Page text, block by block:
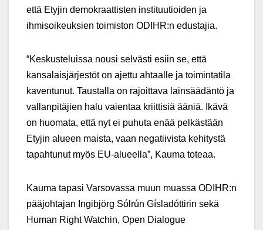
että Etyjin demokraattisten instituutioiden ja
ihmisoikeuksien toimiston ODIHR:n edustajia.
“Keskusteluissa nousi selvästi esiin se, että
kansalaisjärjestöt on ajettu ahtaalle ja toimintatila
kaventunut. Taustalla on rajoittava lainsäädäntö ja
vallanpitäjien halu vaientaa kriittisiä ääniä. Ikävä
on huomata, että nyt ei puhuta enää pelkästään
Etyjin alueen maista, vaan negatiivista kehitystä
tapahtunut myös EU-alueella”, Kauma toteaa.
Kauma tapasi Varsovassa muun muassa ODIHR:n
pääjohtajan Ingibjörg Sólrún Gísladóttirin sekä
Human Right Watchin, Open Dialogue